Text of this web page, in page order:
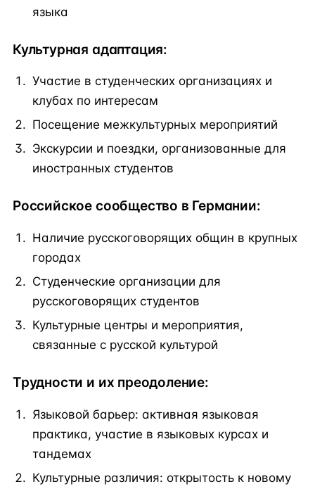
языка
Культурная адаптация:
Участие в студенческих организациях и
клубах по интересам
Посещение межкультурных мероприятий
Экскурсии и поездки, организованные для
иностранных студентов
Российское сообщество в Германии:
Наличие русскоговорящих общин в крупных
городах
Студенческие организации для
русскоговорящих студентов
Культурные центры и мероприятия,
связанные с русской культурой
Трудности и их преодоление:
Языковой барьер: активная языковая
практика, участие в языковых курсах и
тандемах
Культурные различия: открытость к новому